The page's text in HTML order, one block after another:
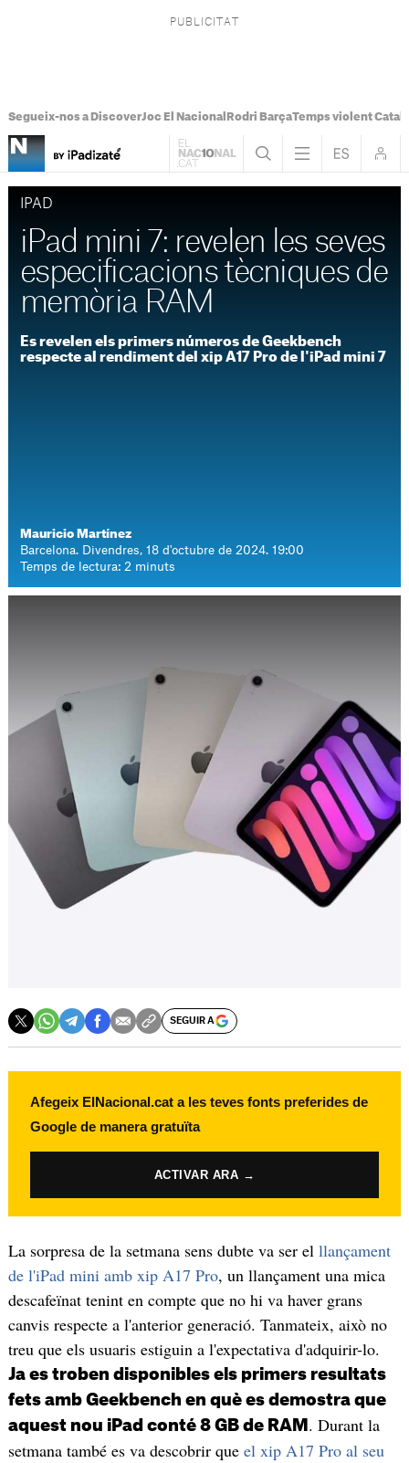
Segueix-nos a DiscoverJoc El Nacional Rodri BarçaTemps violent
IPAD
iPad mini 7: revelen les seves
especificacions tècniques de
memòria RAM
Es revelen els primers números de Geekbench
respecte al rendiment del xip A17 Pro de l'iPad mini 7
Mauricio Martínez
Barcelona. Divendres, 18 d'octubre de 2024. 19:00
Temps de lectura: 2 minuts
SEGUIR A
Afegeix ElNacional.cat a les teves fonts preferides de
Google de manera gratuïta
ACTIVAR ARA →
La sorpresa de la setmana sens dubte va ser el llançament
de l'iPad mini amb xip A17 Pro, un llançament una mica
descafeïnat tenint en compte que no hi va haver grans
canvis respecte a l'anterior generació. Tanmateix, això no
treu que els usuaris estiguin a l'expectativa d'adquirir-lo.
Ja es troben disponibles els primers resultats
fets amb Geekbench en què es demostra que
aquest nou iPad conté 8 GB de RAM . Durant la
setmana també es va descobrir que el xip A17 Pro al seu